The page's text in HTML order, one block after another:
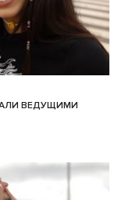
ВЕДУЩИМИ